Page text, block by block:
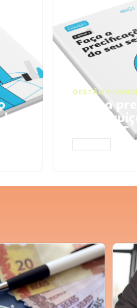
|
GESTÃO
Faça a
seu
ChatGPT